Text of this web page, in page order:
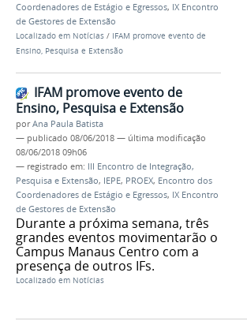
Coordenadores de Estágio e Egressos, IX Encontro
de Gestores de Extensão
Localizado em Notícias / IFAM promove evento de
Ensino, Pesquisa e Extensão
IFAM promove evento de
Ensino, Pesquisa e Extensão
porAna Paula Batista
— publicado 08/06/2018 — última modificação
08/06/2018 09h06
— registrado em: III Encontro de Integração,
Pesquisa e Extensão, IEPE, PROEX, Encontro dos
Coordenadores de Estágio e Egressos, IX Encontro
de Gestores de Extensão
Durante a próxima semana, três
grandes eventos movimentarão o
Campus Manaus Centro com a
presença de outros IFs.
Localizado em Notícias